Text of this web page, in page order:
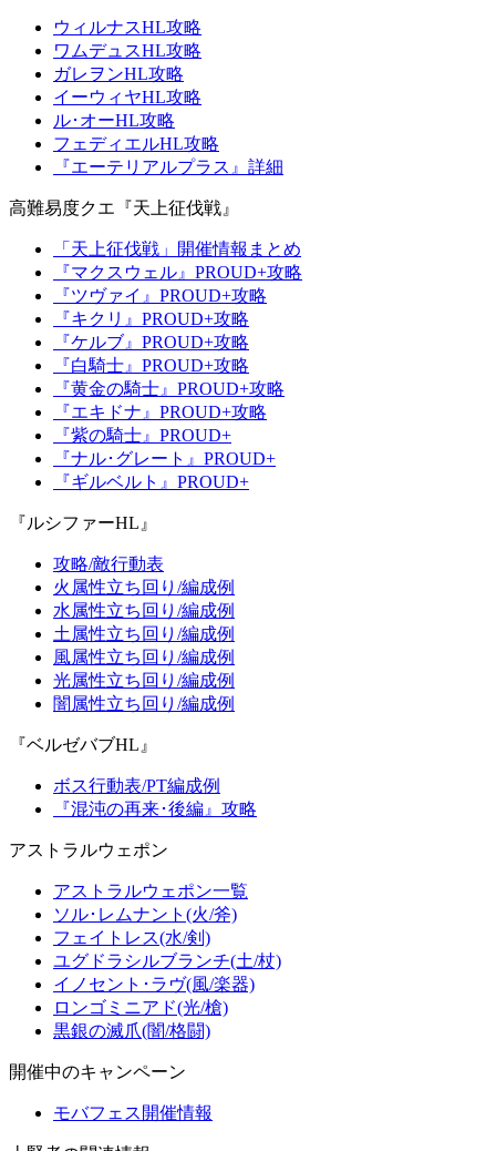
ウィルナスHL攻略
ワムデュスHL攻略
ガレヲンHL攻略
イーウィヤHL攻略
ル･オーHL攻略
フェディエルHL攻略
『エーテリアルプラス』詳細
高難易度クエ『天上征伐戦』
「天上征伐戦」開催情報まとめ
『マクスウェル』PROUD+攻略
『ツヴァイ』PROUD+攻略
『キクリ』PROUD+攻略
『ケルブ』PROUD+攻略
『白騎士』PROUD+攻略
『黄金の騎士』PROUD+攻略
『エキドナ』PROUD+攻略
『紫の騎士』PROUD+
『ナル･グレート』PROUD+
『ギルベルト』PROUD+
『ルシファーHL』
攻略/敵行動表
火属性立ち回り/編成例
水属性立ち回り/編成例
土属性立ち回り/編成例
風属性立ち回り/編成例
光属性立ち回り/編成例
闇属性立ち回り/編成例
『ベルゼバブHL』
ボス行動表/PT編成例
『混沌の再来･後編』攻略
アストラルウェポン
アストラルウェポン一覧
ソル･レムナント(火/斧)
フェイトレス(水/剣)
ユグドラシルブランチ(土/杖)
イノセント･ラヴ(風/楽器)
ロンゴミニアド(光/槍)
黒銀の滅爪(闇/格闘)
開催中のキャンペーン
モバフェス開催情報